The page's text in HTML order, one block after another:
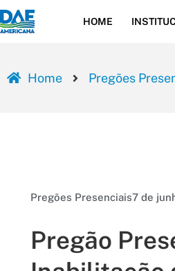
HOME
Home Pregões
Pregões Presenciais7 de
Pregão